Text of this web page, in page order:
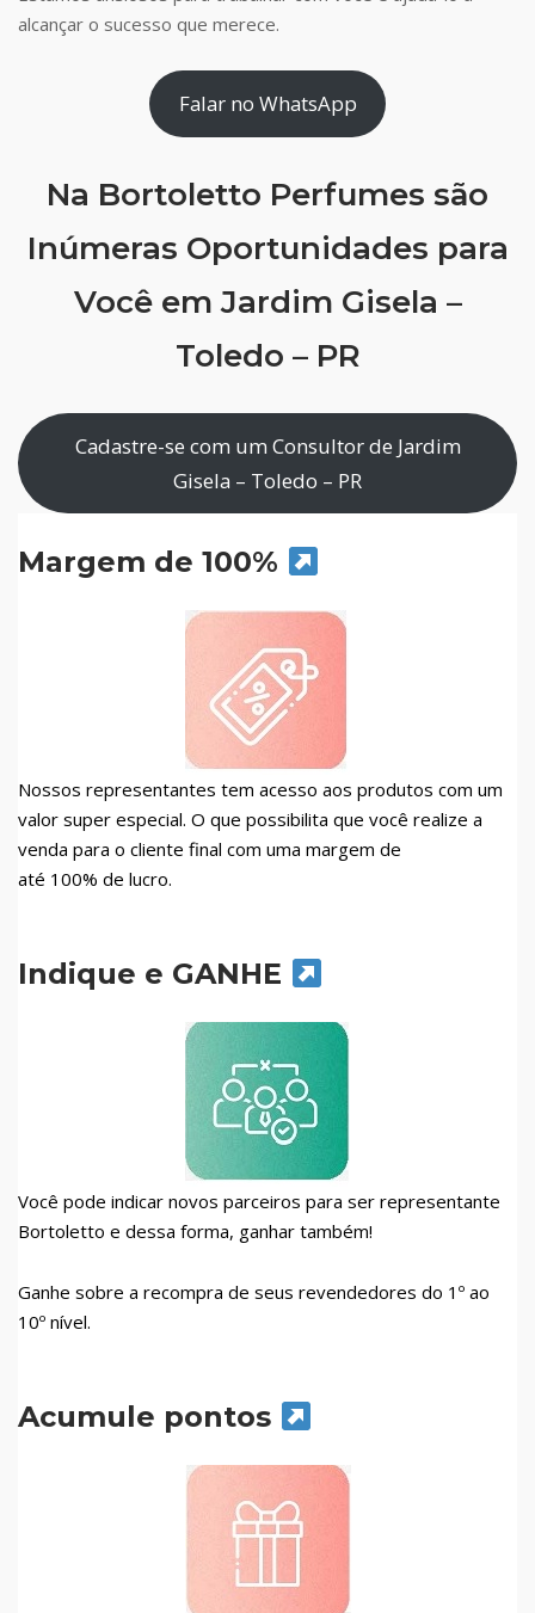
alcançar o sucesso que merece.
Falar no WhatsApp
Na Bortoletto Perfumes são
Inúmeras Oportunidades para
Você em Jardim Gisela –
Toledo – PR
Cadastre-se com um Consultor de Jardim
Gisela – Toledo – PR
Margem de 100%
Nossos representantes tem acesso aos produtos com um
valor super especial. O que possibilita que você realize a
venda para o cliente final com uma margem de
até 100% de lucro.
Indique e GANHE
Você pode indicar novos parceiros para ser representante
Bortoletto e dessa forma, ganhar também!
Ganhe sobre a recompra de seus revendedores do 1º ao
10º nível.
Acumule pontos